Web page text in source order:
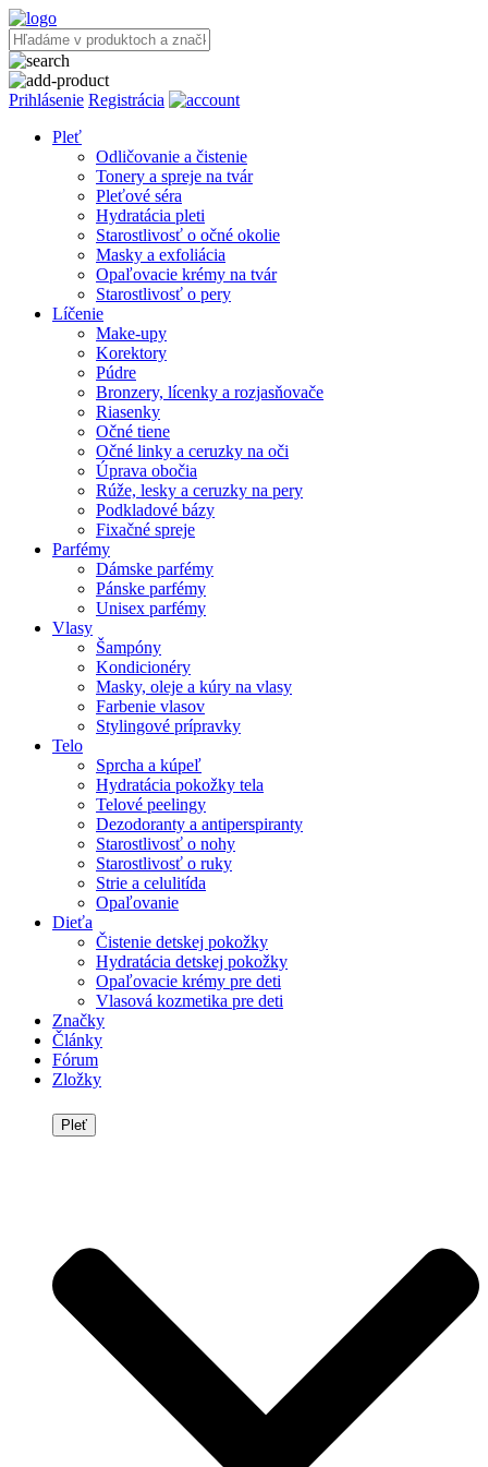
Prihlásenie Registrácia
Pleť
Odličovanie a čistenie
Tonery a spreje na tvár
Pleťové séra
Hydratácia pleti
Starostlivosť o očné okolie
Masky a exfoliácia
Opaľovacie krémy na tvár
Starostlivosť o pery
Líčenie
Make-upy
Korektory
Púdre
Bronzery, lícenky a rozjasňovače
Riasenky
Očné tiene
Očné linky a ceruzky na oči
Úprava obočia
Rúže, lesky a ceruzky na pery
Podkladové bázy
Fixačné spreje
Parfémy
Dámske parfémy
Pánske parfémy
Unisex parfémy
Vlasy
Šampóny
Kondicionéry
Masky, oleje a kúry na vlasy
Farbenie vlasov
Stylingové prípravky
Telo
Sprcha a kúpeľ
Hydratácia pokožky tela
Telové peelingy
Dezodoranty a antiperspiranty
Starostlivosť o nohy
Starostlivosť o ruky
Strie a celulitída
Opaľovanie
Dieťa
Čistenie detskej pokožky
Hydratácia detskej pokožky
Opaľovacie krémy pre deti
Vlasová kozmetika pre deti
Značky
Články
Fórum
Zložky
Pleť